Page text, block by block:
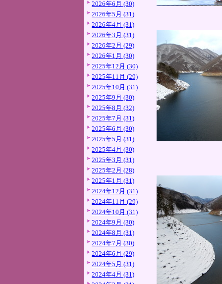
2026年6月 (30)
2026年5月 (31)
2026年4月 (31)
2026年3月 (31)
2026年2月 (29)
2026年1月 (30)
2025年12月 (30)
2025年11月 (29)
2025年10月 (31)
2025年9月 (30)
2025年8月 (32)
2025年7月 (31)
2025年6月 (30)
2025年5月 (31)
2025年4月 (30)
2025年3月 (31)
2025年2月 (28)
2025年1月 (31)
2024年12月 (31)
2024年11月 (29)
2024年10月 (31)
2024年9月 (30)
2024年8月 (31)
2024年7月 (30)
2024年6月 (29)
2024年5月 (31)
2024年4月 (31)